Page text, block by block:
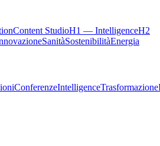
Content StudioH1 — IntelligenceH2
SanitàSostenibilitàEnergia
ConferenzeIntelligenceTrasformazione